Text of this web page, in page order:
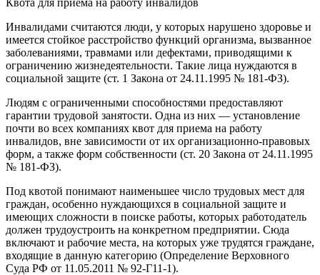
Инвалидами считаются люди, у которых нарушено здоровье и
имеется стойкое расстройство функций организма, вызванное
заболеваниями, травмами или дефектами, приводящими к
ограничению жизнедеятельности. Такие лица нуждаются в
социальной защите (ст. 1 Закона от 24.11.1995 № 181-ФЗ).
Людям с ограниченными способностями предоставляют
гарантии трудовой занятости. Одна из них — установление
почти во всех компаниях квот для приема на работу
инвалидов, вне зависимости от их организационно-правовых
форм, а также форм собственности (ст. 20 Закона от 24.11.1995
№ 181-ФЗ).
Под квотой понимают наименьшее число трудовых мест для
граждан, особенно нуждающихся в социальной защите и
имеющих сложности в поиске работы, которых работодатель
должен трудоустроить на конкретном предприятии. Сюда
включают и рабочие места, на которых уже трудятся граждане,
входящие в данную категорию (Определение Верховного
Суда РФ от 11.05.2011 № 92-Г11-1).